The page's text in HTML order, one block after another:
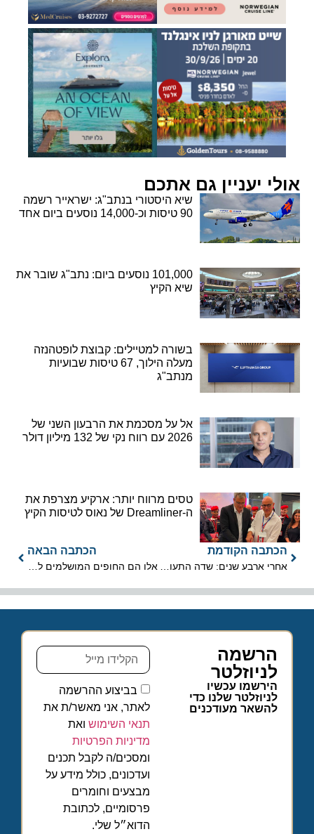
אולי יעניין גם אתכם
שיא היסטורי בנתב"ג: ישראייר רשמה
90 טיסות וכ-14,000 נוסעים ביום אחד
101,000 נוסעים ביום: נתב"ג שובר את
שיא הקיץ
בשורה למטיילים: קבוצת לופטהנזה
מעלה הילוך, 67 טיסות שבועיות
מנתב"ג
אל על מסכמת את הרבעון השני של
2026 עם רווח נקי של 132 מיליון דולר
טסים מרווח יותר: ארקיע מצרפת את
ה-Dreamliner של נאוס לטיסות הקיץ
הכתבה הקודמת
אחרי ארבע שנים: שדה התעופה של חיפה חוזר לפעילות בינלאומית
הכתבה הבאה
אלו הם החופים המושלמים לחופשה ארוכה מסביב לעולם
הרשמה
לניוזלטר
הירשמו עכשיו
לניוזלטר שלנו כדי
להשאר מעודכנים
בביצוע ההרשמה
לאתר, אני מאשר/ת את
תנאי השימושואת
מדיניות הפרטיות
ומסכים/ה לקבל תכנים
ועדכונים, כולל מידע על
מבצעים וחומרים
פרסומיים, לכתובת
הדוא״ל שלי.